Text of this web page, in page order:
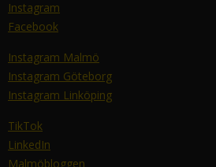
Instagram
Facebook
Instagram Malmö
Instagram Göteborg
Instagram Linköping
TikTok
LinkedIn
Malmöbloggen